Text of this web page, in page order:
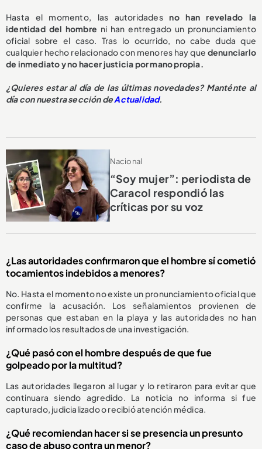
Hasta el momento, las autoridadesno han revelado la
identidad del hombre ni han entregado un pronunciamiento
oficial sobre el caso. Tras lo ocurrido, no cabe duda que
cualquier hecho relacionado con menores hay que denunciarlo
de inmediato y no hacer justicia por mano propia.
¿Quieres estar al día de las últimas novedades? Manténte al
día con nuestra sección deActualidad.
Nacional
“Soy mujer”: periodista de
Caracol respondió las
críticas por su voz
¿Las autoridades confirmaron que el hombre sí cometió
tocamientos indebidos a menores?
No. Hasta el momento no existe un pronunciamiento oficial que
confirme la acusación. Los señalamientos provienen de
personas que estaban en la playa y las autoridades no han
informado los resultados de una investigación.
¿Qué pasó con el hombre después de que fue
golpeado por la multitud?
Las autoridades llegaron al lugar y lo retiraron para evitar que
continuara siendo agredido. La noticia no informa si fue
capturado, judicializado o recibió atención médica.
¿Qué recomiendan hacer si se presencia un presunto
caso de abuso contra un menor?